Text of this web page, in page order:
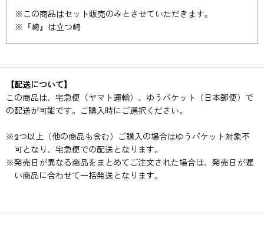
※この商品はセット販売のみとさせていただきます。
※『崎』は立つ崎
【配送について】
この商品は、宅急便（ヤマト運輸）、ゆうパケット（日本郵便）で
の配送が可能です。ご購入時にご選択ください。
※2つ以上（他の商品も含む）ご購入の場合はゆうパケット対象不
可となり、宅急便での配送となります。
※発売日が異なる商品をまとめてご注文された場合は、発売日が遅
い商品に合わせて一括発送となります。